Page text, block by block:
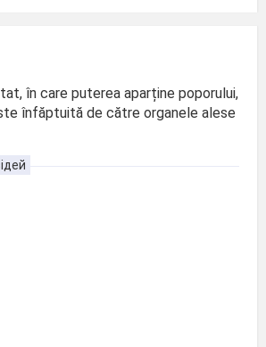
în care puterea aparține poporului,
înfăptuită de către organele alese